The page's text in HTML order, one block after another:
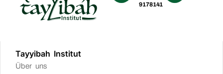
9178141
Tayyibah Institut
Über uns